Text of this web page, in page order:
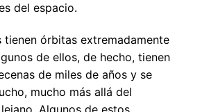
del espacio.
tienen órbitas extremadamente
de ellos, de hecho, tienen
de miles de años y se
mucho más allá del